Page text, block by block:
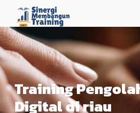
Training
Digital di riau